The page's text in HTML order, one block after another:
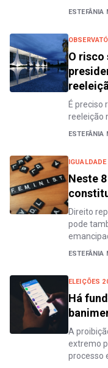
ESTEFÂNIA
O risco
É preciso
reeleição
ESTEFÂNIA
IGUALDADE
Neste
Direito
pode
ESTEFÂNIA
ELEIÇÕES
Há
A
extremo
processo